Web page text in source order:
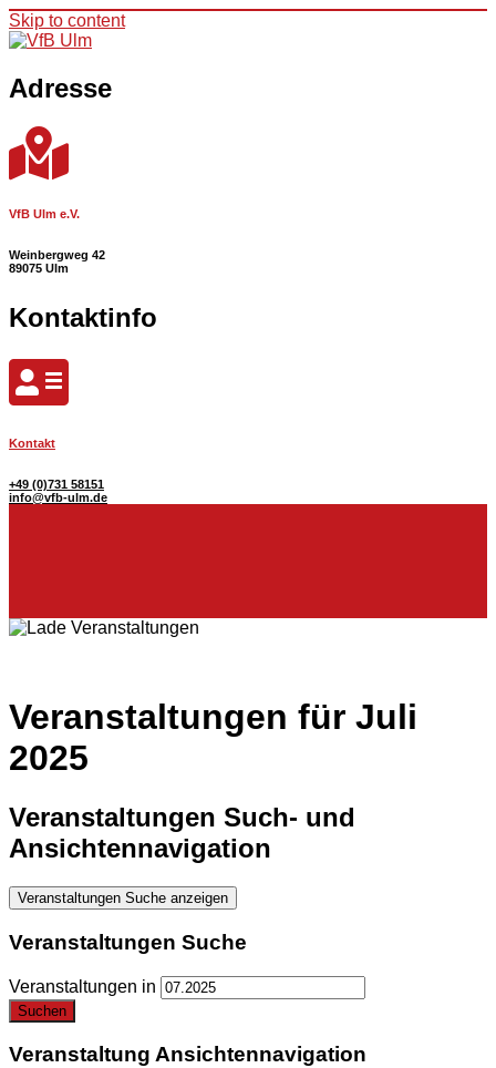
Skip to content
Adresse
VfB Ulm e.V.
Weinbergweg 42
89075 Ulm
Kontaktinfo
Kontakt
+49 (0)731 58151
info@vfb-ulm.de
Veranstaltungen für Juli
2025
Veranstaltungen Such- und
Ansichtennavigation
Veranstaltungen Suche anzeigen
Veranstaltungen Suche
Veranstaltungen in
Veranstaltung Ansichtennavigation